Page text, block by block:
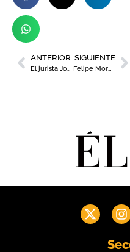
ANTERIOR
El jurista José Císcar repasa la actualidad del Trasvase Tajo-Segura en los Desayunos de Murcia Diario
SIGUIENTE
Felipe Moreno, presidente del Real Murcia: “Este es el mayor reto de mi vida, pero no tengo miedo”